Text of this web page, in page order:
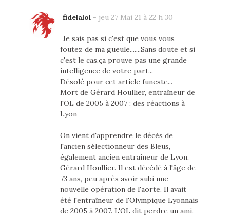
fidelalol - jeu 27 Mai 21 à 22 h 30
Je sais pas si c'est que vous vous
foutez de ma gueule.......Sans doute et si
c'est le cas,ça prouve pas une grande
intelligence de votre part...
Désolé pour cet article funeste...
Mort de Gérard Houllier, entraîneur de
l'OL de 2005 à 2007 : des réactions à
Lyon
On vient d'apprendre le décès de
l'ancien sélectionneur des Bleus,
également ancien entraîneur de Lyon,
Gérard Houllier. Il est décédé à l'âge de
73 ans, peu après avoir subi une
nouvelle opération de l'aorte. Il avait
été l'entraîneur de l'Olympique Lyonnais
de 2005 à 2007. L'OL dit perdre un ami.